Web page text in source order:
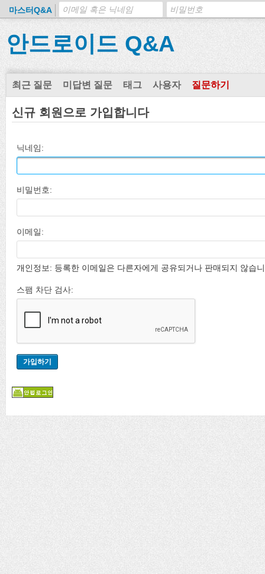
마스터Q&A
안드로이드 Q&A
최근 질문 미답변 질문 태그 사용자 질문하기
신규 회원으로 가입합니다
닉네임:
비밀번호:
이메일:
개인정보: 등록한 이메일은 다른자에게 공유되거나 판매되지 않습
스팸 차단 검사: